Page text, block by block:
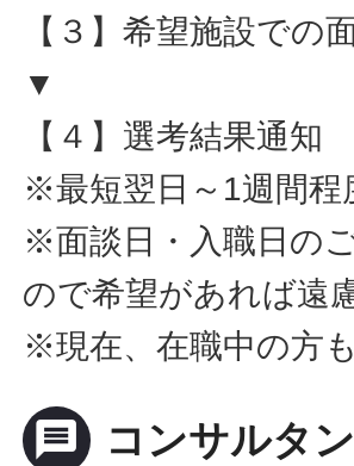
【３】希望施設での
▼
【４】選考結果通知
※最短翌日～1週間程
※面談日・入職日の
ので希望があれば遠
※現在、在職中の方
message コンサルタ